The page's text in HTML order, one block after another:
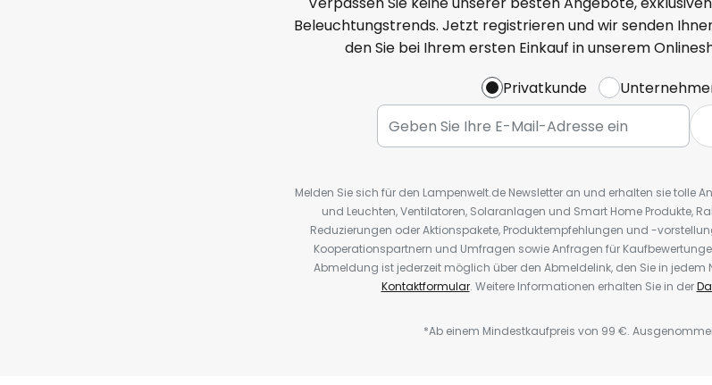
Beleuchtungstrends. Jetzt registrieren und wir senden
den Sie bei Ihrem ersten Einkauf in unserem
Privatkunde
Melden Sie sich für den Lampenwelt.de Newsletter an und erhalten sie tolle
und Leuchten, Ventilatoren, Solaranlagen und Smart Home Produkte,
Reduzierungen oder Aktionspakete, Produktempfehlungen und -
Kooperationspartnern und Umfragen sowie Anfragen für
Abmeldung ist jederzeit möglich über den Abmeldelink, den Sie in jedem
Kontaktformular. Weitere Informationen erhalten Sie in der
*Ab einem Mindestkaufpreis von 99 €.